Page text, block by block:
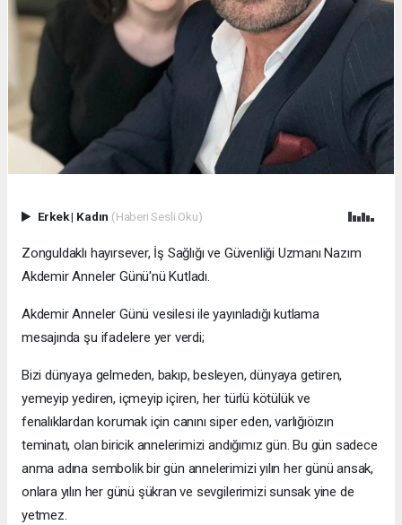
Erkek| Kadın (Haberi Sesli Oku)
Zonguldaklı hayırsever, İş Sağlığı ve Güvenliği Uzmanı Nazım
Akdemir Anneler Günü'nü Kutladı.
Akdemir Anneler Günü vesilesi ile yayınladığı kutlama
mesajında şu ifadelere yer verdi;
Bizi dünyaya gelmeden, bakıp, besleyen, dünyaya getiren,
yemeyip yediren, içmeyip içiren, her türlü kötülük ve
fenalıklardan korumak için canını siper eden, varlığıöızın
teminatı, olan biricik annelerimizi andığımız gün. Bu gün sadece
anma adına sembolik bir gün annelerimizi yılın her günü ansak,
onlara yılın her günü şükran ve sevgilerimizi sunsak yine de
yetmez.